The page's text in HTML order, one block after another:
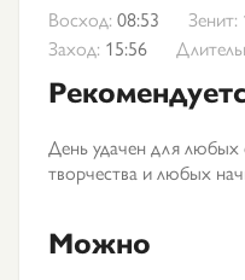
Восход: 08:53 Зенит:
Заход: 15:56
День удачен для
творчества и любых
Можно